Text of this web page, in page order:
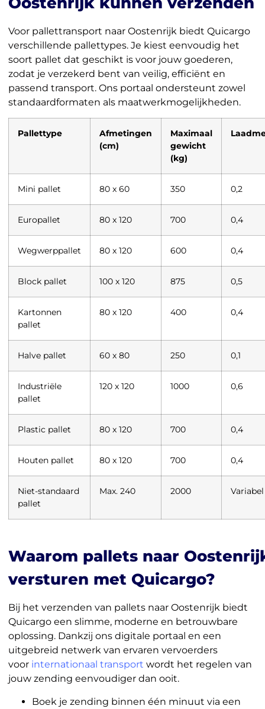
Voor pallettransport naar Oostenrijk biedt Quicargo
verschillende pallettypes. Je kiest eenvoudig het
soort pallet dat geschikt is voor jouw goederen,
zodat je verzekerd bent van veilig, efficiënt en
passend transport. Ons portaal ondersteunt zowel
standaardformaten als maatwerkmogelijkheden.
Pallettype
Afmetingen
(cm)
Maximaal
gewicht
(kg)
Mini pallet 80 x 60 350 0,2
Europallet 80 x 120 700 0,4
Wegwerppallet 80 x 120 600 0,4
Block pallet 100 x 120 875 0,5
Kartonnen
pallet
80 x 120 400 0,4
Halve pallet 60 x 80 250 0,1
Industriële
pallet
120 x 120 1000 0,6
Plastic pallet 80 x 120 700 0,4
Houten pallet 80 x 120 700 0,4
Niet-standaard
pallet
Max. 240 2000 Variabel
Waarom pallets naar
versturen met Quicargo?
Bij het verzenden van pallets naar Oostenrijk biedt
Quicargo een slimme, moderne en betrouwbare
oplossing. Dankzij ons digitale portaal en een
uitgebreid netwerk van ervaren vervoerders
voor internationaal transport wordt het regelen van
jouw zending eenvoudiger dan ooit.
Boek je zending binnen één minuut via een